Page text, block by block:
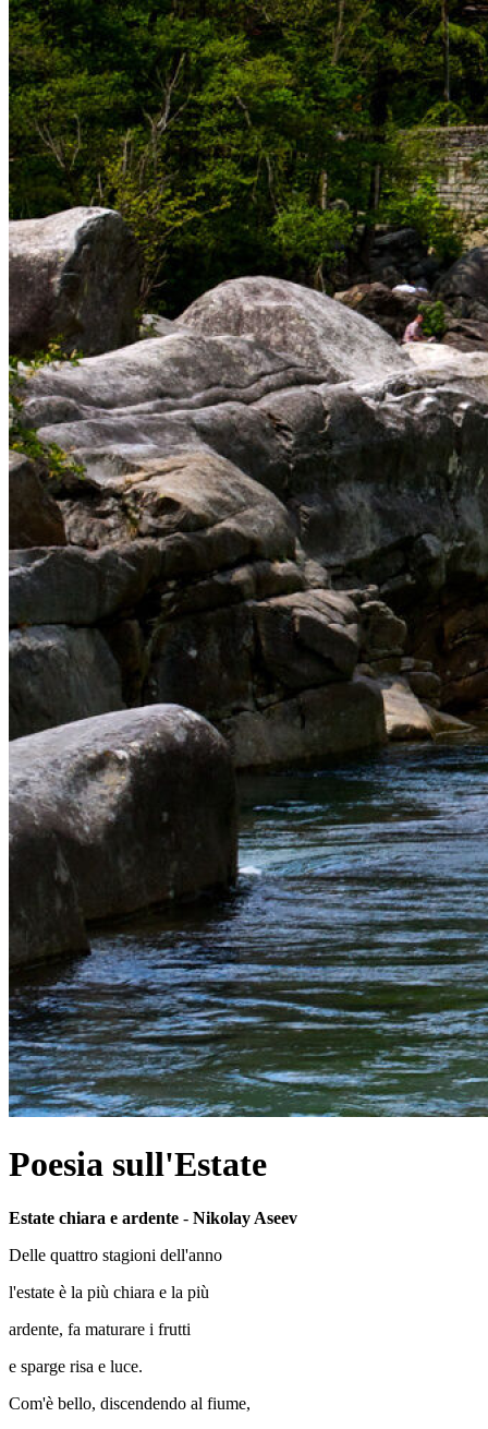
Poesia sull'Estate
Estate chiara e ardente - Nikolay Aseev
Delle quattro stagioni dell'anno
l'estate è la più chiara e la più
ardente, fa maturare i frutti
e sparge risa e luce.
Com'è bello, discendendo al fiume,